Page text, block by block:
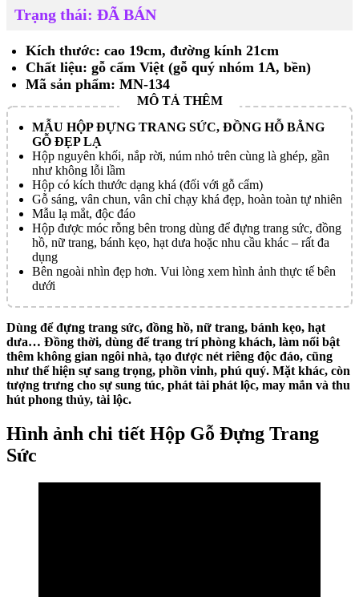
Trạng thái: ĐÃ BÁN
Kích thước: cao 19cm, đường kính 21cm
Chất liệu: gỗ cẩm Việt (gỗ quý nhóm 1A, bền)
Mã sản phẩm: MN-134
MẪU HỘP ĐỰNG TRANG SỨC, ĐỒNG HỖ BẰNG
GỖ ĐẸP LẠ
Hộp nguyên khối, nắp rời, núm nhỏ trên cùng là ghép, gần
như không lỗi lầm
Hộp có kích thước dạng khá (đối với gỗ cẩm)
Gỗ sáng, vân chun, vân chỉ chạy khá đẹp, hoàn toàn tự nhiên
Mẫu lạ mắt, độc đáo
Hộp được móc rỗng bên trong dùng để đựng trang sức, đồng
hồ, nữ trang, bánh kẹo, hạt dưa hoặc nhu cầu khác – rất đa
dụng
Bên ngoài nhìn đẹp hơn. Vui lòng xem hình ảnh thực tế bên
dưới
Dùng để đựng trang sức, đồng hồ, nữ trang, bánh kẹo, hạt
dưa… Đồng thời, dùng để trang trí phòng khách, làm nổi bật
thêm không gian ngôi nhà, tạo được nét riêng độc đáo, cũng
như thể hiện sự sang trọng, phồn vinh, phú quý. Mặt khác, còn
tượng trưng cho sự sung túc, phát tài phát lộc, may mắn và thu
hút phong thủy, tài lộc.
Hình ảnh chi tiết Hộp Gỗ Đựng Trang
Sức